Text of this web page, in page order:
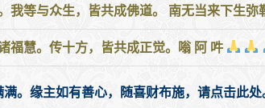
我等与众生，皆共成佛道。 南无当来下生弥
福慧。传十方，皆共成正觉。嗡 阿 吽
。缘主如有善心，随喜财布施，请点击此